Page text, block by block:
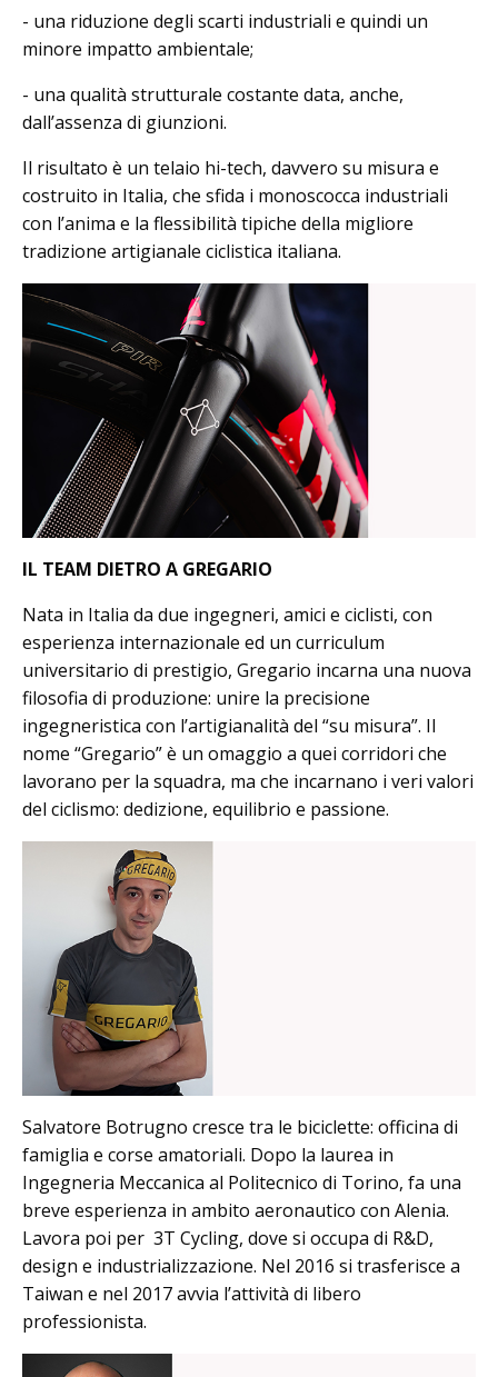
- una riduzione degli scarti industriali e quindi un
minore impatto ambientale;
- una qualità strutturale costante data, anche,
dall’assenza di giunzioni.
Il risultato è un telaio hi-tech, davvero su misura e
costruito in Italia, che sfida i monoscocca industriali
con l’anima e la flessibilità tipiche della migliore
tradizione artigianale ciclistica italiana.
IL TEAM DIETRO A GREGARIO
Nata in Italia da due ingegneri, amici e ciclisti, con
esperienza internazionale ed un curriculum
universitario di prestigio, Gregario incarna una nuova
filosofia di produzione: unire la precisione
ingegneristica con l’artigianalità del “su misura”. Il
nome “Gregario” è un omaggio a quei corridori che
lavorano per la squadra, ma che incarnano i veri valori
del ciclismo: dedizione, equilibrio e passione.
Salvatore Botrugno cresce tra le biciclette: officina di
famiglia e corse amatoriali. Dopo la laurea in
Ingegneria Meccanica al Politecnico di Torino, fa una
breve esperienza in ambito aeronautico con Alenia.
Lavora poi per 3T Cycling, dove si occupa di R&D,
design e industrializzazione. Nel 2016 si trasferisce a
Taiwan e nel 2017 avvia l’attività di libero
professionista.